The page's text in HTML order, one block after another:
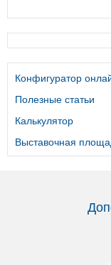
Конфигуратор
Полезные статьи
Калькулятор
Выставочная